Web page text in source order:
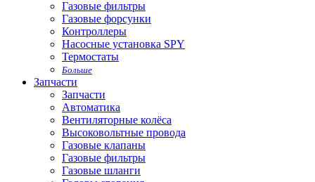
Газовые фильтры
Газовые форсунки
Контроллеры
Насосные установка SPY
Термостаты
Больше
Запчасти
Запчасти
Автоматика
Вентиляторные колёса
Высоковольтные провода
Газовые клапаны
Газовые фильтры
Газовые шланги